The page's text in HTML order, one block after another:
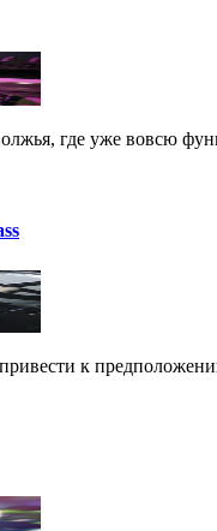
где уже вовсю
к